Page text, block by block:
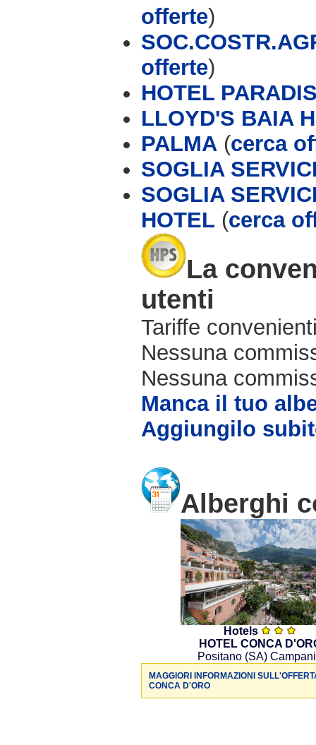
offerte)
offerte)
HOTEL
LLOYD'S BAIA
PALMA (cerca
SOGLIA
SOGLIA
HOTEL (cerca
La
utenti
Tariffe
Nessuna
Nessuna
Manca il tuo
Aggiungilo
Alberghi
Hotels
HOTEL CONCA
Positano (SA)
MAGGIORI INFORMAZIONI
CONCA D'ORO